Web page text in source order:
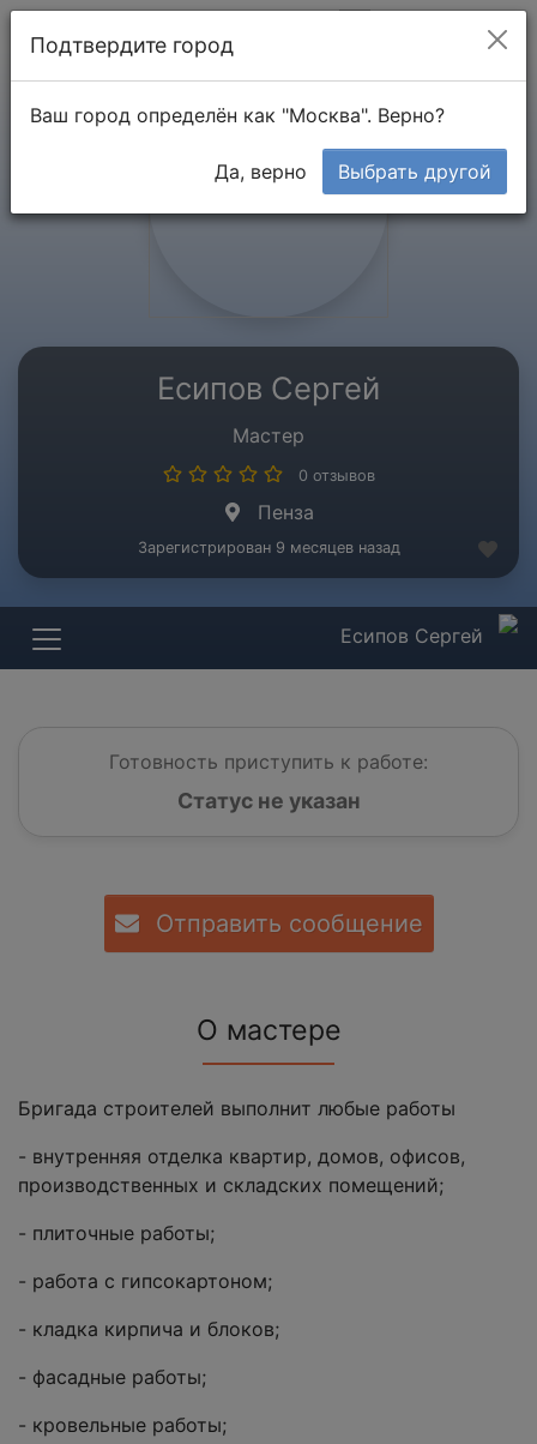
Есипов Сергей
Мастер
0 отзывов
Пенза
Зарегистрирован 9 месяцев назад
Есипов Сергей
Готовность приступить к работе:
Статус не указан
Отправить сообщение
О мастере
Бригада строителей выполнит любые работы
- внутренняя отделка квартир, домов, офисов,
производственных и складских помещений;
- плиточные работы;
- работа с гипсокартоном;
- кладка кирпича и блоков;
- фасадные работы;
- кровельные работы;
Подтвердите город
Ваш город определён как "Москва". Верно?
Да, верно Выбрать другой